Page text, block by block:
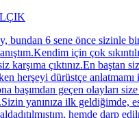
bundan 6 sene önce sizinle
için çok
karşıma çıktınız.En baştan
herşeyi dürüstçe
başımdan geçen olayları
yanınıza ilk geldiğimde,
hemde darp